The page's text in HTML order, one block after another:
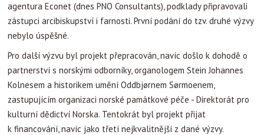
agentura Econet (dnes PNO Consultants), podklady připravovali
zástupci arcibiskupství i farnosti. První podání do tzv. druhé výzvy
nebylo úspěšné.
Pro další výzvu byl projekt přepracován, navíc došlo k dohodě o
partnerství s norskými odborníky, organologem Stein Johannes
Kolnesem a historikem umění Oddbjørnem Sørmoenem,
zastupujícím organizaci norské památkové péče - Direktorát pro
kulturní dědictví Norska. Tentokrát byl projekt přijat
k financování, navíc jako třetí nejkvalitnější z dané výzvy.